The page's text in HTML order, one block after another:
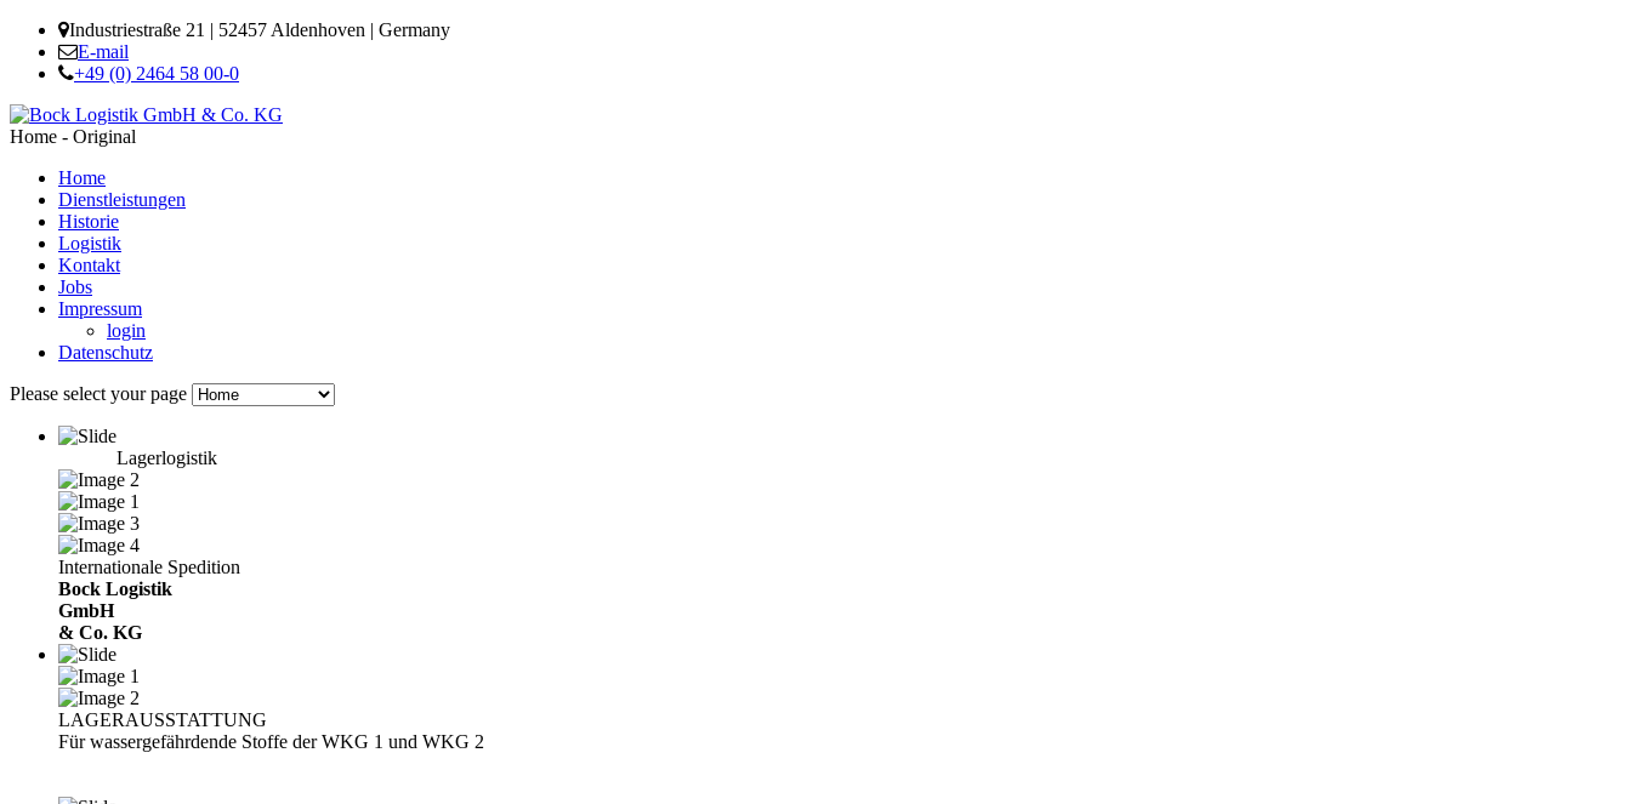
Industriestraße 21 | 52457 Aldenhoven | Germany
E-mail
+49 (0) 2464 58 00-0
Home - Original
Home
Dienstleistungen
Historie
Logistik
Kontakt
Jobs
Impressum
login
Datenschutz
Please select your page
Lagerlogistik
Internationale Spedition
Bock Logistik
GmbH
& Co. KG
LAGERAUSSTATTUNG
Für wassergefährdende Stoffe der WKG 1 und WKG 2